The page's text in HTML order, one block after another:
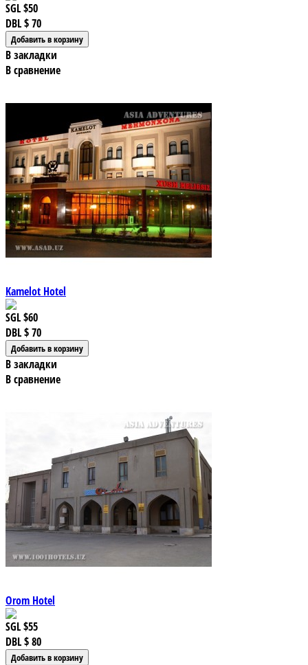
SGL$50
DBL$ 70
В закладки
В сравнение
Kamelot Hotel
SGL$60
DBL$ 70
В закладки
В сравнение
Orom Hotel
SGL$55
DBL$ 80